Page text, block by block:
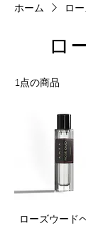
ホーム ロ
ロ
1点の商品
ローズウード